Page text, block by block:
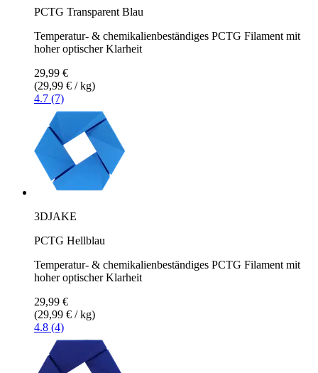
PCTG Transparent Blau
Temperatur- & chemikalienbeständiges PCTG Filament mit
hoher optischer Klarheit
29,99 €
(29,99 € / kg)
4.7 (7)
3DJAKE
PCTG Hellblau
Temperatur- & chemikalienbeständiges PCTG Filament mit
hoher optischer Klarheit
29,99 €
(29,99 € / kg)
4.8 (4)